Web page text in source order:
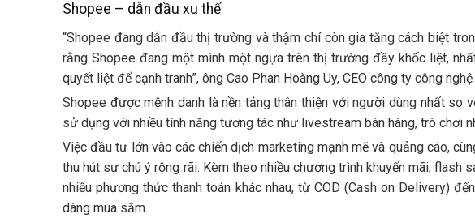
Shopee – dẫn đầu xu thế
“Shopee đang dẫn đầu thị trường và thậm chí còn gia tăng cách biệt
rằng Shopee đang một mình một ngựa trên thị trường đầy khốc liệt,
quyết liệt để cạnh tranh”, ông Cao Phan Hoàng Uy, CEO công ty công
Shopee được mệnh danh là nền tảng thân thiện với người dùng nhất so
sử dụng với nhiều tính năng tương tác như livestream bán hàng, trò chơi
Việc đầu tư lớn vào các chiến dịch marketing mạnh mẽ và quảng cáo,
thu hút sự chú ý rộng rãi. Kèm theo nhiều chương trình khuyến mãi, flash
nhiều phương thức thanh toán khác nhau, từ COD (Cash on Delivery)
dàng mua sắm.